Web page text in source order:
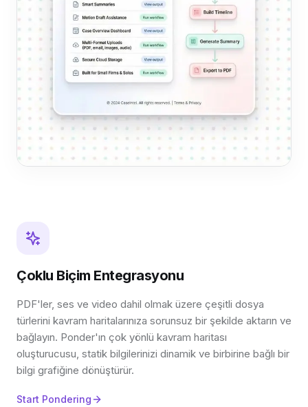
Çoklu Biçim Entegrasyonu
PDF'ler, ses ve video dahil olmak üzere çeşitli dosya
türlerini kavram haritalarınıza sorunsuz bir şekilde aktarın ve
bağlayın. Ponder'ın çok yönlü kavram haritası
oluşturucusu, statik bilgilerinizi dinamik ve birbirine bağlı bir
bilgi grafiğine dönüştürür.
Start Pondering